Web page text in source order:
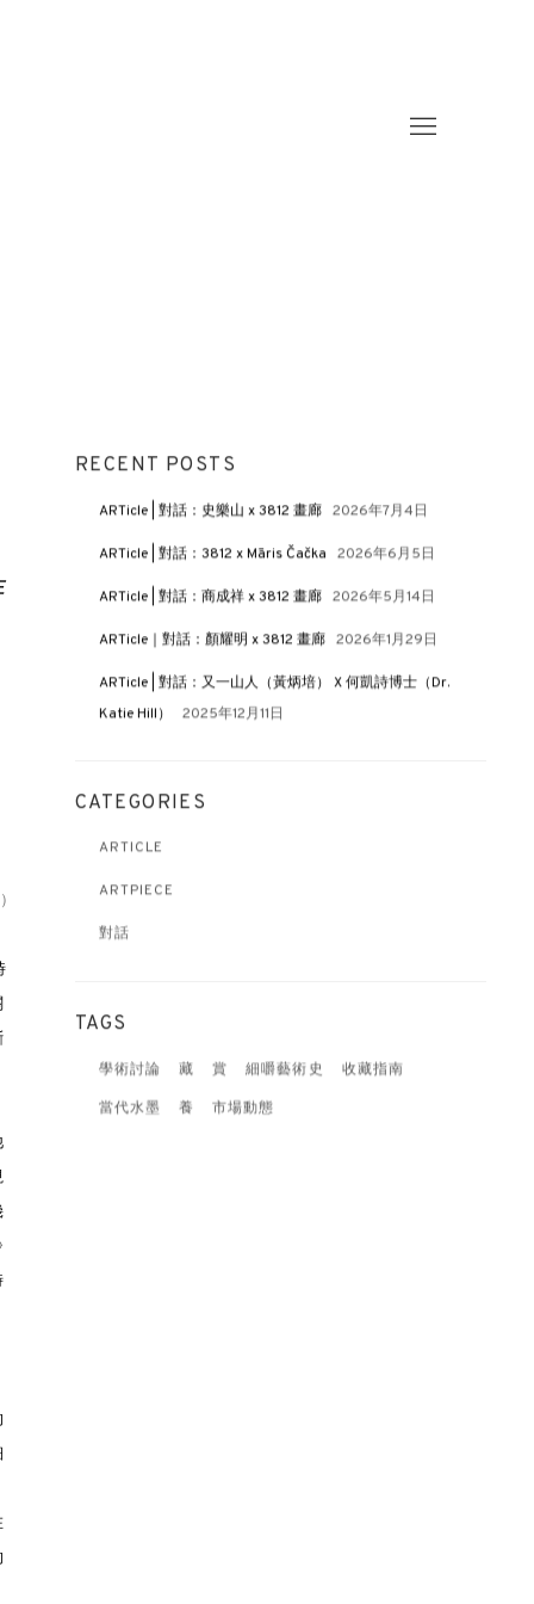
RECENT POSTS
ARTicle | 對話：史樂山 x 3812 畫廊 2026年7月4日
ARTicle | 對話：3812 x Māris Čačka 2026年6月5日
ARTicle | 對話：商成祥 x 3812 畫廊 2026年5月14日
ARTicle｜對話：顏耀明 x 3812 畫廊 2026年1月29日
ARTicle | 對話：又一山人（黃炳培） X 何凱詩博士（Dr.
Katie Hill）
2025年12月11日
CATEGORIES
ARTICLE
ARTPIECE
對話
TAGS
學術討論 藏 賞 細嚼藝術史 收藏指南
當代水墨 養 市場動態